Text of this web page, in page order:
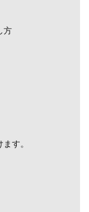
方
す。